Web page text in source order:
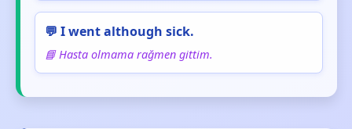
💬 I went although sick.
📘 Hasta olmama rağmen gittim.